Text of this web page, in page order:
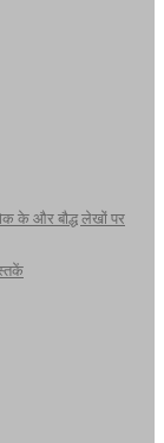
के और बौद्ध लेखों पर